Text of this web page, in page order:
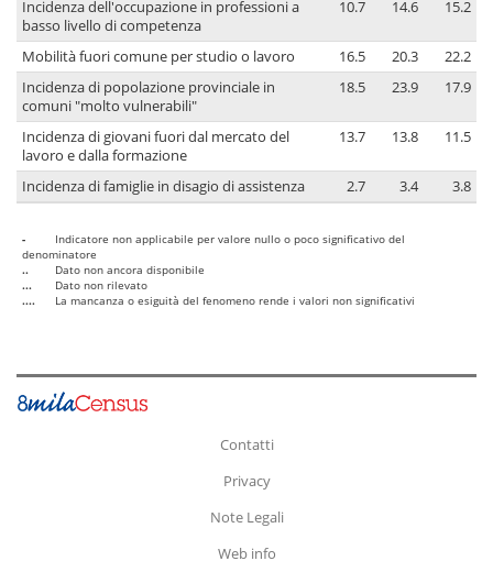
Incidenza dell'occupazione in professioni a
basso livello di competenza
10.7 14.6 15.2
Mobilità fuori comune per studio o lavoro 16.5 20.3
22.2
Incidenza di popolazione provinciale in
comuni "molto vulnerabili"
18.5 23.9 17.9
Incidenza di giovani fuori dal mercato del
lavoro e dalla formazione
13.7 13.8 11.5
Incidenza di famiglie in disagio di assistenza 2.7 3.4 3.8
-
Indicatore non applicabile per valore nullo o poco significativo del
denominatore
..
Dato non ancora disponibile
...
Dato non rilevato
....
La mancanza o esiguità del fenomeno rende i valori non significativi
Contatti
Privacy
Note Legali
Web info